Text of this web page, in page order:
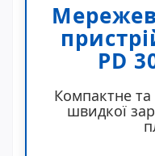
PD
Компактне
швидкої